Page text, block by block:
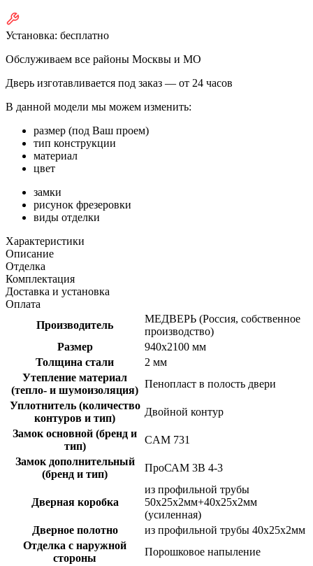
Установка: бесплатно
Обслуживаем все районы Москвы и МО
Дверь изготавливается под заказ — от 24 часов
В данной модели мы можем изменить:
размер (под Ваш проем)
тип конструкции
материал
цвет
замки
рисунок фрезеровки
виды отделки
Характеристики
Описание
Отделка
Комплектация
Доставка и установка
Оплата
Производитель
МЕДВЕРЬ (Россия, собственное
производство)
Размер
940х2100 мм
Толщина стали
2 мм
Утепление материал
(тепло- и шумоизоляция)
Пенопласт в полость двери
Уплотнитель (количество
контуров и тип)
Двойной контур
Замок основной (бренд и
тип)
CAM 731
Замок дополнительный
(бренд и тип)
ПроСАМ 3В 4-3
Дверная коробка
из профильной трубы
50х25х2мм+40х25х2мм
(усиленная)
Дверное полотно
из профильной трубы 40х25х2мм
Отделка с наружной
стороны
Порошковое напыление